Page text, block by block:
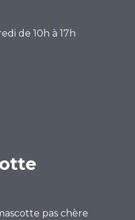
de 10h à 17h
pas chère